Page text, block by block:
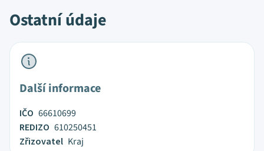
Ostatní údaje
Další informace
IČO 66610699
REDIZO 610250451
Zřizovatel Kraj